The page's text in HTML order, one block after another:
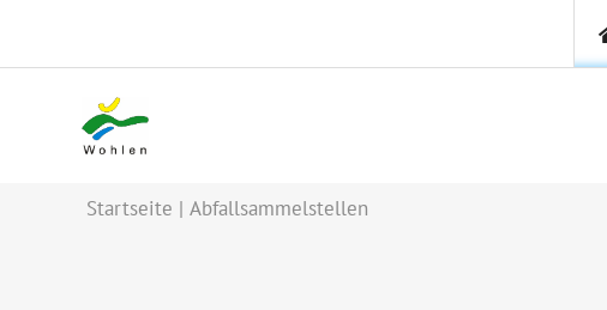
Startseite Abfallsammelstellen